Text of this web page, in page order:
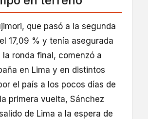
que pasó a la segunda
17,09 % y tenía asegurada
la ronda final, comenzó a
en Lima y en distintos
el país a los pocos días de
primera vuelta, Sánchez
de Lima a la espera de